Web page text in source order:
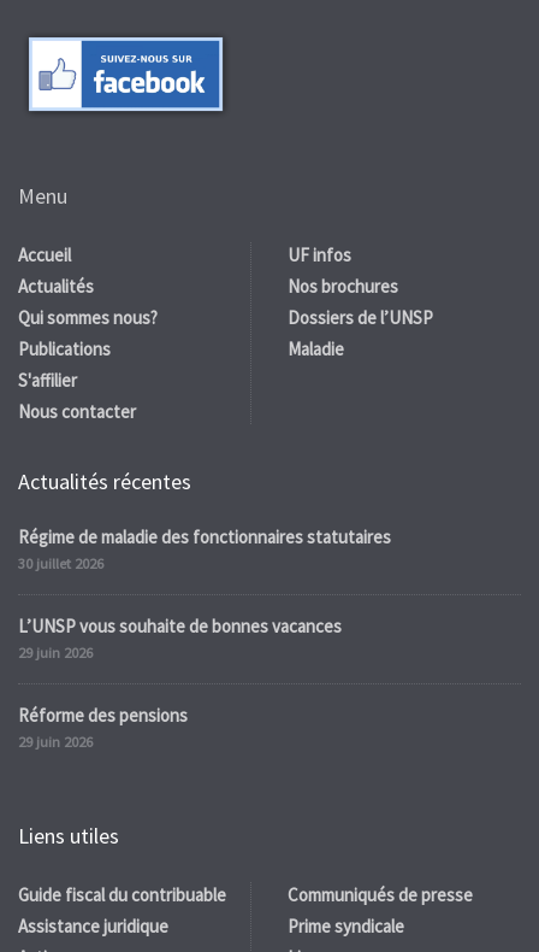
Menu
Accueil
Actualités
Qui sommes nous?
Publications
S'affilier
Nous contacter
UF infos
Nos brochures
Dossiers de l’UNSP
Maladie
Actualités récentes
Régime de maladie des fonctionnaires statutaires
30 juillet 2026
L’UNSP vous souhaite de bonnes vacances
29 juin 2026
Réforme des pensions
29 juin 2026
Liens utiles
Guide fiscal du contribuable
Assistance juridique
Communiqués de presse
Prime syndicale